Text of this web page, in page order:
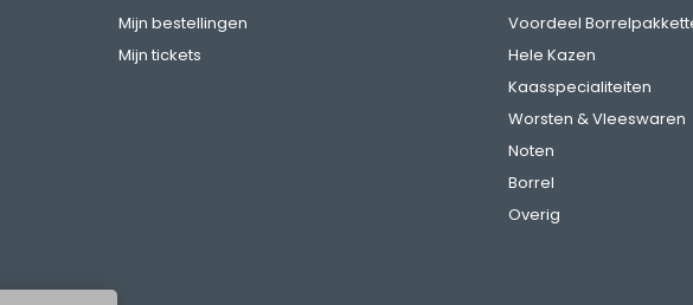
Mijn bestellingen
Mijn tickets
Voordeel
Hele Kazen
Kaasspecialiteiten
Worsten & Vleeswaren
Noten
Borrel
Overig